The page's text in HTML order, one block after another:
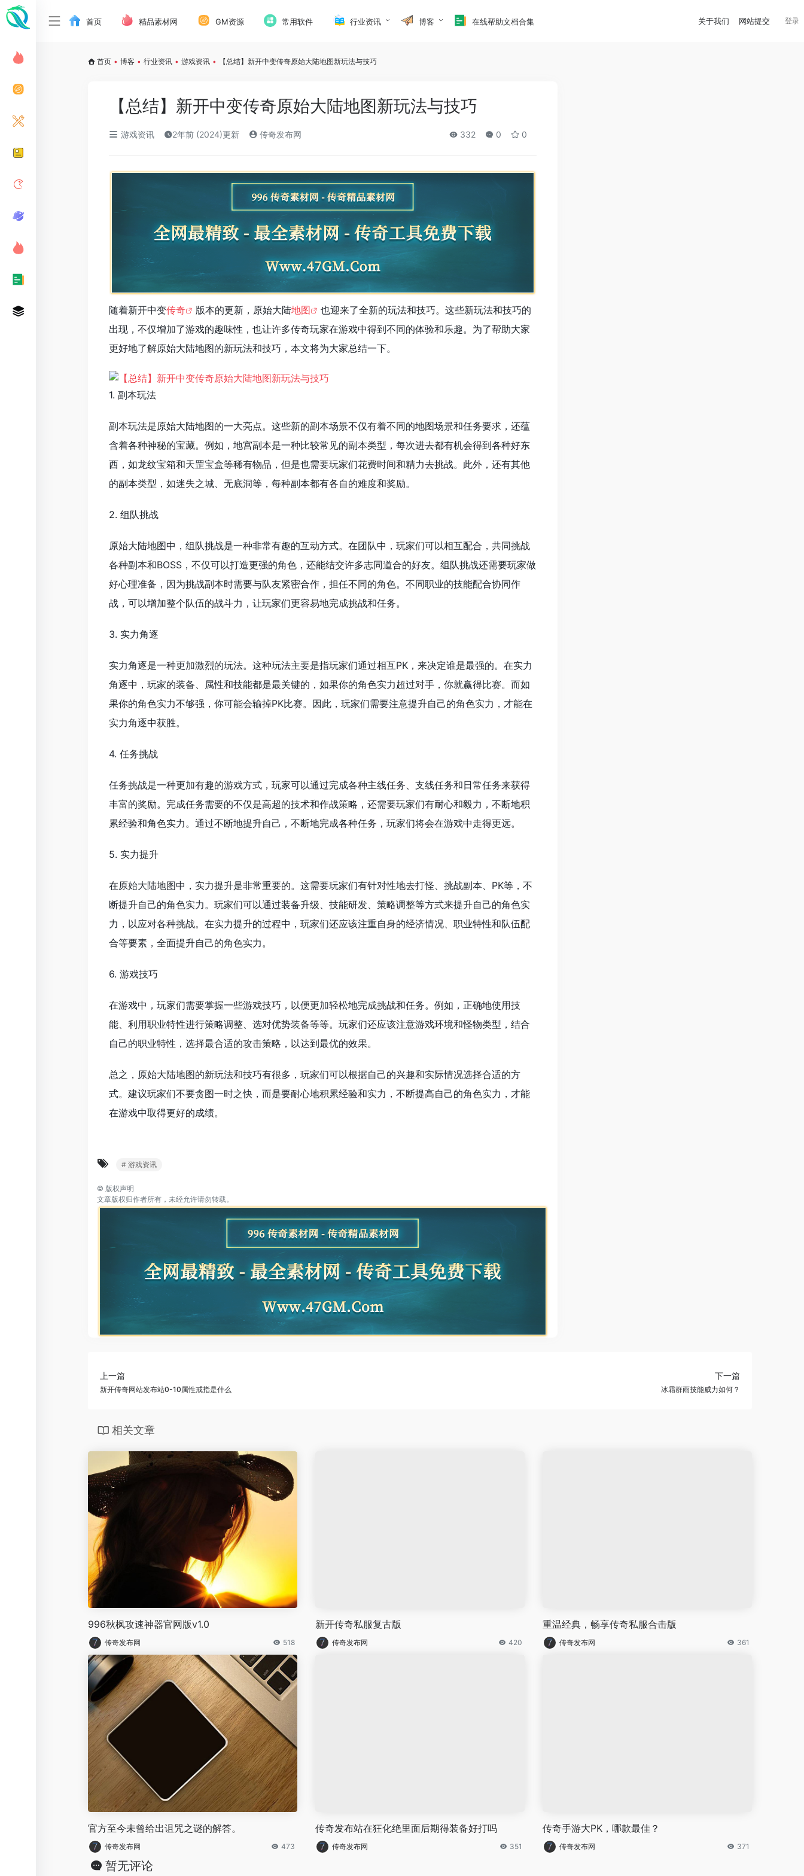
首页 精品素材网 GM资源 常用软件 行业资讯 博客 在线帮助文档合集 关于我们 网站提交 登录
首页 • 博客 • 行业资讯 • 游戏资讯 • 【总结】新开中变传奇原始大陆地图新玩法与技巧
【总结】新开中变传奇原始大陆地图新玩法与技巧
游戏资讯 2年前 (2024)更新 传奇发布网 332 0 0
随着新开中变传奇 版本的更新，原始大陆地图
也迎来了全新的玩法和技巧。这些新玩法和技巧的
出现，不仅增加了游戏的趣味性，也让许多传奇玩家在游戏中得到不同的体验和乐趣。为了帮助大家
更好地了解原始大陆地图的新玩法和技巧，本文将为大家总结一下。
1. 副本玩法
副本玩法是原始大陆地图的一大亮点。这些新的副本场景不仅有着不同的地图场景和任务要求，还蕴
含着各种神秘的宝藏。例如，地宫副本是一种比较常见的副本类型，每次进去都有机会得到各种好东
西，如龙纹宝箱和天罡宝盒等稀有物品，但是也需要玩家们花费时间和精力去挑战。此外，还有其他
的副本类型，如迷失之城、无底洞等，每种副本都有各自的难度和奖励。
2. 组队挑战
原始大陆地图中，组队挑战是一种非常有趣的互动方式。在团队中，玩家们可以相互配合，共同挑战
各种副本和BOSS，不仅可以打造更强的角色，还能结交许多志同道合的好友。组队挑战还需要玩家做
好心理准备，因为挑战副本时需要与队友紧密合作，担任不同的角色。不同职业的技能配合协同作
战，可以增加整个队伍的战斗力，让玩家们更容易地完成挑战和任务。
3. 实力角逐
实力角逐是一种更加激烈的玩法。这种玩法主要是指玩家们通过相互PK，来决定谁是最强的。在实力
角逐中，玩家的装备、属性和技能都是最关键的，如果你的角色实力超过对手，你就赢得比赛。而如
果你的角色实力不够强，你可能会输掉PK比赛。因此，玩家们需要注意提升自己的角色实力，才能在
实力角逐中获胜。
4. 任务挑战
任务挑战是一种更加有趣的游戏方式，玩家可以通过完成各种主线任务、支线任务和日常任务来获得
丰富的奖励。完成任务需要的不仅是高超的技术和作战策略，还需要玩家们有耐心和毅力，不断地积
累经验和角色实力。通过不断地提升自己，不断地完成各种任务，玩家们将会在游戏中走得更远。
5. 实力提升
在原始大陆地图中，实力提升是非常重要的。这需要玩家们有针对性地去打怪、挑战副本、PK等，不
断提升自己的角色实力。玩家们可以通过装备升级、技能研发、策略调整等方式来提升自己的角色实
力，以应对各种挑战。在实力提升的过程中，玩家们还应该注重自身的经济情况、职业特性和队伍配
合等要素，全面提升自己的角色实力。
6. 游戏技巧
在游戏中，玩家们需要掌握一些游戏技巧，以便更加轻松地完成挑战和任务。例如，正确地使用技
能、利用职业特性进行策略调整、选对优势装备等等。玩家们还应该注意游戏环境和怪物类型，结合
自己的职业特性，选择最合适的攻击策略，以达到最优的效果。
总之，原始大陆地图的新玩法和技巧有很多，玩家们可以根据自己的兴趣和实际情况选择合适的方
式。建议玩家们不要贪图一时之快，而是要耐心地积累经验和实力，不断提高自己的角色实力，才能
在游戏中取得更好的成绩。
# 游戏资讯
© 版权声明
文章版权归作者所有，未经允许请勿转载。
上一篇
新开传奇网站发布站0-10属性戒指是什么
下一篇
冰霜群雨技能威力如何？
相关文章
996秋枫攻速神器官网版v1.0
传奇发布网 518
新开传奇私服复古版
传奇发布网 420
重温经典，畅享传奇私服合击版
传奇发布网 361
官方至今未曾给出诅咒之谜的解答。
传奇发布网 473
传奇发布站在狂化绝里面后期得装备好打吗
传奇发布网 351
传奇手游大PK，哪款最佳？
传奇发布网 371
暂无评论